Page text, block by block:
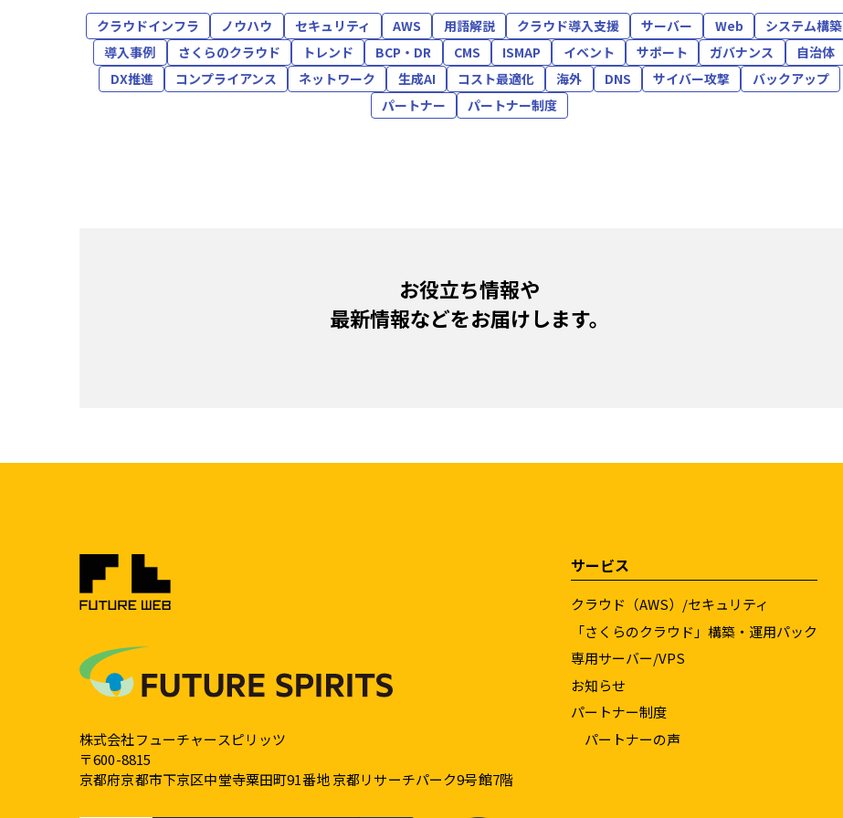
クラウドインフラ ノウハウ セキュリティ AWS 用語解説 クラウド導入支援 サーバー Web
システム構築
導入事例
さくらのクラウド トレンド BCP・DR CMS ISMAP イベント サポート ガバナンス
自治体
DX推進
コンプライアンス ネットワーク 生成AI コスト最適化 海外 DNS サイバー攻撃
バックアップ
パートナー
パートナー制度
お役立ち情報や
最新情報などをお届けします。
サービス
クラウド（AWS）/セキュリティ
「さくらのクラウド」構築・運用パック
専用サーバー/VPS
お知らせ
パートナー制度
パートナーの声
株式会社フューチャースピリッツ
〒600-8815
京都府京都市下京区中堂寺粟田町91番地 京都リサーチパーク9号館7階